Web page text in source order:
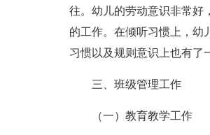
往。幼儿的劳动意识非常好
的工作。在倾听习惯上，幼
习惯以及规则意识上也有了
三、班级管理工作
（一）教育教学工作